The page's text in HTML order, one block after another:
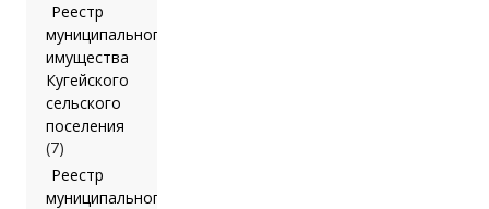
Реестр
муниципального
имущества
Кугейского
сельского
поселения
(7)
Реестр
муниципального